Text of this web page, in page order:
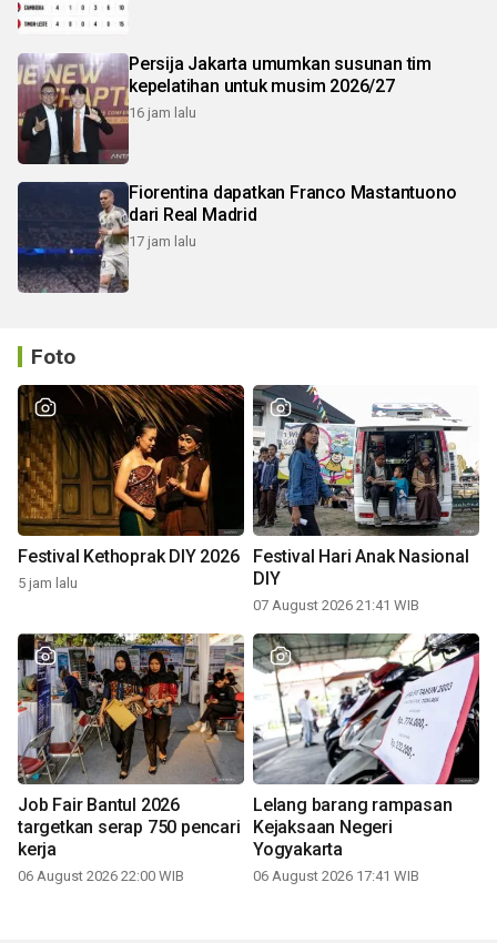
Persija Jakarta umumkan susunan tim
kepelatihan untuk musim 2026/27
16 jam lalu
Fiorentina dapatkan Franco Mastantuono
dari Real Madrid
17 jam lalu
Foto
Festival Kethoprak DIY 2026
5 jam lalu
Festival Hari Anak Nasional
DIY
07 August 2026 21:41 WIB
Job Fair Bantul 2026
targetkan serap 750 pencari
kerja
06 August 2026 22:00 WIB
Lelang barang rampasan
Kejaksaan Negeri
Yogyakarta
06 August 2026 17:41 WIB